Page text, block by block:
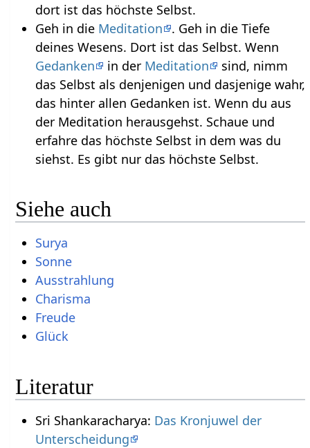
dort ist das höchste Selbst.
Geh in die Meditation
. Geh in die Tiefe
deines Wesens. Dort ist das Selbst. Wenn
Gedanken
in der Meditation
sind, nimm
das Selbst als denjenigen und dasjenige wahr,
das hinter allen Gedanken ist. Wenn du aus
der Meditation herausgehst. Schaue und
erfahre das höchste Selbst in dem was du
siehst. Es gibt nur das höchste Selbst.
Siehe auch
Surya
Sonne
Ausstrahlung
Charisma
Freude
Glück
Literatur
Sri Shankaracharya: Das Kronjuwel der
Unterscheidung